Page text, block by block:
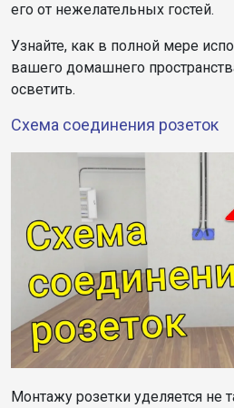
его от нежелательных гостей.
Узнайте, как в полной мере
вашего домашнего
осветить.
Схема соединения розеток
Монтажу розетки уделяется не